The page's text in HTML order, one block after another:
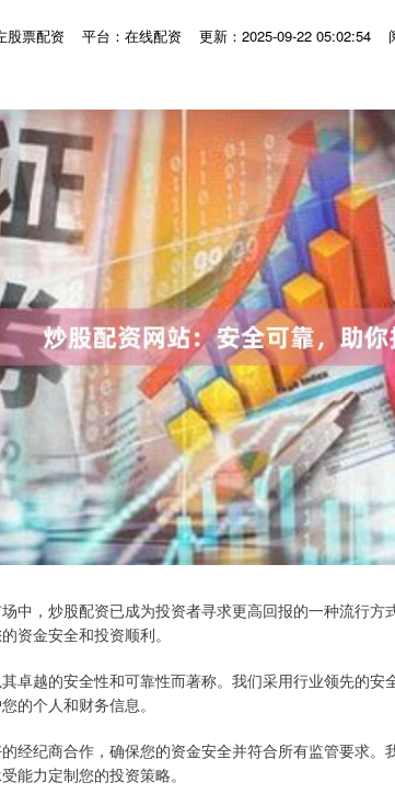
股票配资 平台：在线配资 更新：2025-09-22 05:02:54
中，炒股配资已成为投资者寻求更高回报的一种流行方
资金安全和投资顺利。
卓越的安全性和可靠性而著称。我们采用行业领先的安
的个人和财务信息。
经纪商合作，确保您的资金安全并符合所有监管要求
能力定制您的投资策略。